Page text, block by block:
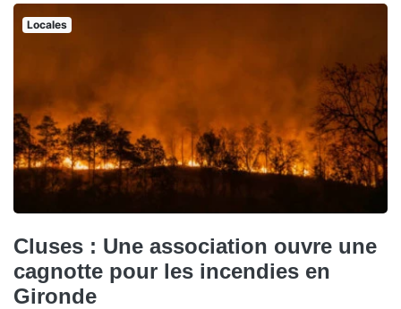
Locales
Cluses : Une association ouvre une
cagnotte pour les incendies en
Gironde